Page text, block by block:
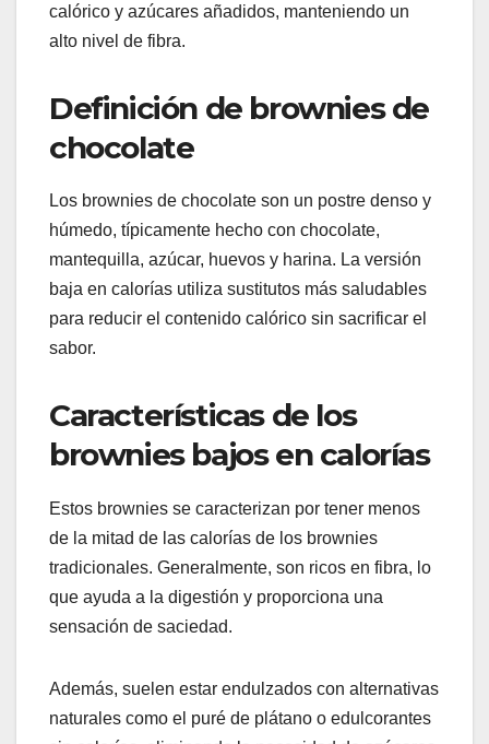
calórico y azúcares añadidos, manteniendo un
alto nivel de fibra.
Definición de brownies de
chocolate
Los brownies de chocolate son un postre denso y
húmedo, típicamente hecho con chocolate,
mantequilla, azúcar, huevos y harina. La versión
baja en calorías utiliza sustitutos más saludables
para reducir el contenido calórico sin sacrificar el
sabor.
Características de los
brownies bajos en calorías
Estos brownies se caracterizan por tener menos
de la mitad de las calorías de los brownies
tradicionales. Generalmente, son ricos en fibra, lo
que ayuda a la digestión y proporciona una
sensación de saciedad.
Además, suelen estar endulzados con alternativas
naturales como el puré de plátano o edulcorantes